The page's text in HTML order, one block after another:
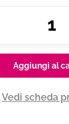
Aggiungi al
Vedi scheda